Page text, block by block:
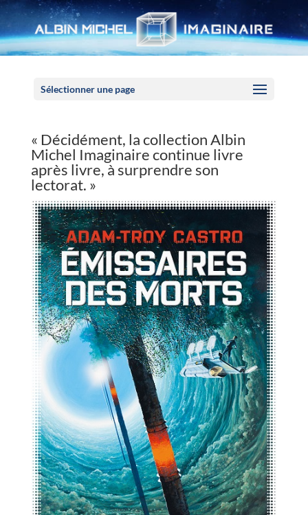
Sélectionner une page
« Décidément, la collection Albin
Michel Imaginaire continue livre
après livre, à surprendre son
lectorat. »
Panneau de gestion des cookies